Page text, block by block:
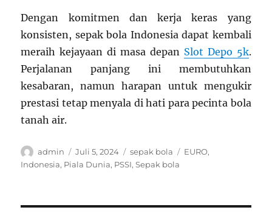
Dengan komitmen dan kerja keras yang
konsisten, sepak bola Indonesia dapat kembali
meraih kejayaan di masa depan Slot Depo 5k.
Perjalanan panjang ini membutuhkan
kesabaran, namun harapan untuk mengukir
prestasi tetap menyala di hati para pecinta bola
tanah air.
Author
admin
Posted
on
Juli 5, 2024 Categories
sepak bola Tags
EURO,
Indonesia, Piala Dunia, PSSI,Sepak bola